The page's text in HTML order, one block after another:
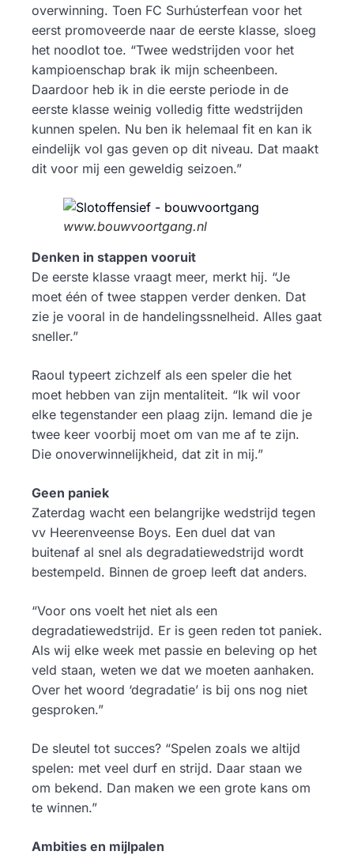
overwinning. Toen FC Surhústerfean voor het
eerst promoveerde naar de eerste klasse, sloeg
het noodlot toe. “Twee wedstrijden voor het
kampioenschap brak ik mijn scheenbeen.
Daardoor heb ik in die eerste periode in de
eerste klasse weinig volledig fitte wedstrijden
kunnen spelen. Nu ben ik helemaal fit en kan ik
eindelijk vol gas geven op dit niveau. Dat maakt
dit voor mij een geweldig seizoen.”
www.bouwvoortgang.nl
Denken in stappen vooruit
De eerste klasse vraagt meer, merkt hij. “Je
moet één of twee stappen verder denken. Dat
zie je vooral in de handelingssnelheid. Alles gaat
sneller.”
Raoul typeert zichzelf als een speler die het
moet hebben van zijn mentaliteit. “Ik wil voor
elke tegenstander een plaag zijn. Iemand die je
twee keer voorbij moet om van me af te zijn.
Die onoverwinnelijkheid, dat zit in mij.”
Geen paniek
Zaterdag wacht een belangrijke wedstrijd tegen
vv Heerenveense Boys. Een duel dat van
buitenaf al snel als degradatiewedstrijd wordt
bestempeld. Binnen de groep leeft dat anders.
“Voor ons voelt het niet als een
degradatiewedstrijd. Er is geen reden tot paniek.
Als wij elke week met passie en beleving op het
veld staan, weten we dat we moeten aanhaken.
Over het woord ‘degradatie’ is bij ons nog niet
gesproken.”
De sleutel tot succes? “Spelen zoals we altijd
spelen: met veel durf en strijd. Daar staan we
om bekend. Dan maken we een grote kans om
te winnen.”
Ambities en mijlpalen